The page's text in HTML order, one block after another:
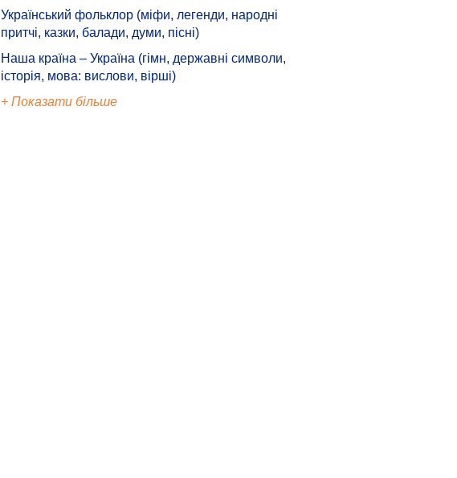
Український фольклор (міфи, легенди, народні
притчі, казки, балади, думи, пісні)
Наша країна – Україна (гімн, державні символи,
історія, мова: вислови, вірші)
+ Показати більше